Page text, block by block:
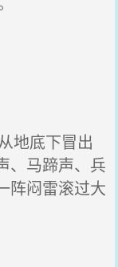
地底下冒出
、马蹄声、兵
阵闷雷滚过大